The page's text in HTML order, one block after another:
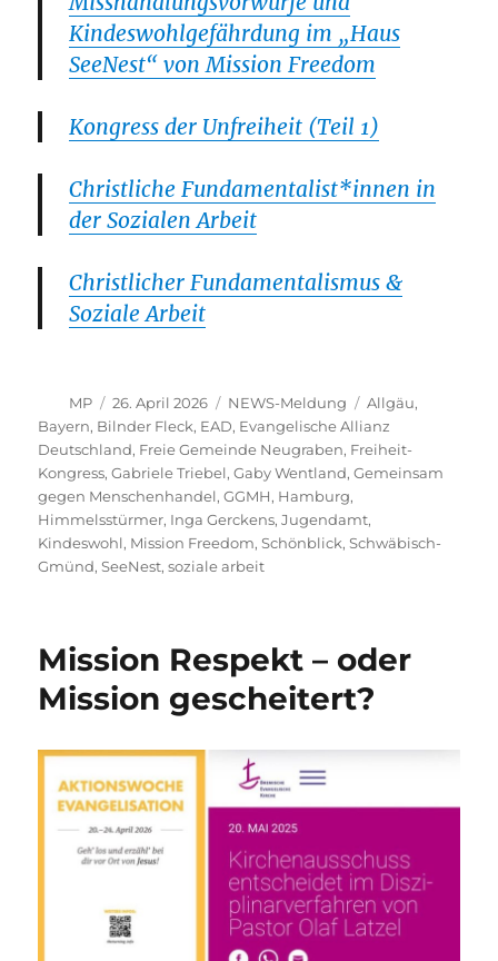
Kindeswohlgefährdung im „Haus
SeeNest“ von Mission Freedom
Kongress der Unfreiheit (Teil 1)
Christliche Fundamentalist*innen in
der Sozialen Arbeit
Christlicher Fundamentalismus &
Soziale Arbeit
Autor
MP
Veröffentlicht
am
26. April 2026 Kategorien
NEWS-Meldung Schlagwörter
Allgäu,
Bayern, Bilnder Fleck, EAD, Evangelische Allianz
Deutschland, Freie Gemeinde Neugraben, Freiheit-
Kongress,Gabriele Triebel,Gaby Wentland,Gemeinsam
gegen Menschenhandel,GGMH, Hamburg,
Himmelsstürmer, Inga Gerckens,Jugendamt,
Kindeswohl, Mission Freedom,Schönblick,Schwäbisch-
Gmünd,SeeNest,soziale arbeit
Mission Respekt – oder
Mission gescheitert?